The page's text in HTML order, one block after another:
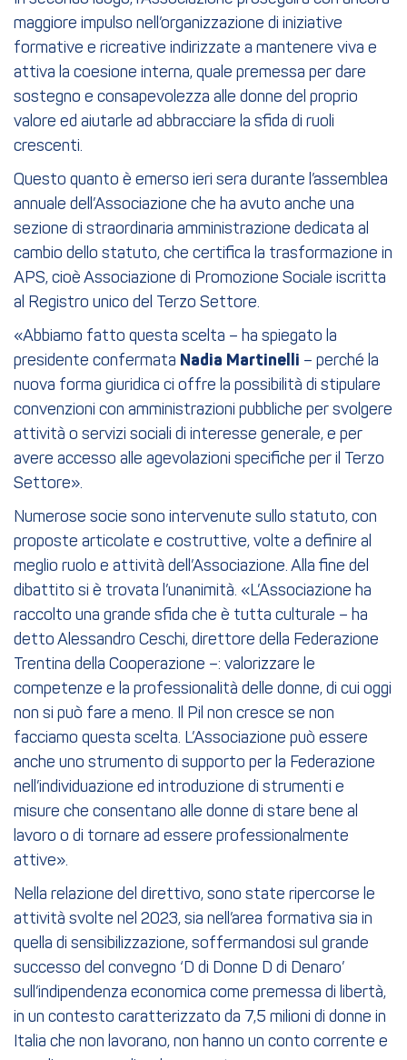
maggiore impulso nell’organizzazione di iniziative
formative e ricreative indirizzate a mantenere viva e
attiva la coesione interna, quale premessa per dare
sostegno e consapevolezza alle donne del proprio
valore ed aiutarle ad abbracciare la sfida di ruoli
crescenti.
Questo quanto è emerso ieri sera durante l’assemblea
annuale dell’Associazione che ha avuto anche una
sezione di straordinaria amministrazione dedicata al
cambio dello statuto, che certifica la trasformazione in
APS, cioè Associazione di Promozione Sociale iscritta
al Registro unico del Terzo Settore.
«Abbiamo fatto questa scelta – ha spiegato la
presidente confermata Nadia Martinelli – perché la
nuova forma giuridica ci offre la possibilità di stipulare
convenzioni con amministrazioni pubbliche per svolgere
attività o servizi sociali di interesse generale, e per
avere accesso alle agevolazioni specifiche per il Terzo
Settore».
Numerose socie sono intervenute sullo statuto, con
proposte articolate e costruttive, volte a definire al
meglio ruolo e attività dell’Associazione. Alla fine del
dibattito si è trovata l’unanimità. «L’Associazione ha
raccolto una grande sfida che è tutta culturale – ha
detto Alessandro Ceschi, direttore della Federazione
Trentina della Cooperazione –: valorizzare le
competenze e la professionalità delle donne, di cui oggi
non si può fare a meno. Il Pil non cresce se non
facciamo questa scelta. L’Associazione può essere
anche uno strumento di supporto per la Federazione
nell’individuazione ed introduzione di strumenti e
misure che consentano alle donne di stare bene al
lavoro o di tornare ad essere professionalmente
attive».
Nella relazione del direttivo, sono state ripercorse le
attività svolte nel 2023, sia nell’area formativa sia in
quella di sensibilizzazione, soffermandosi sul grande
successo del convegno ‘D di Donne D di Denaro’
sull’indipendenza economica come premessa di libertà,
in un contesto caratterizzato da 7,5 milioni di donne in
Italia che non lavorano, non hanno un conto corrente e